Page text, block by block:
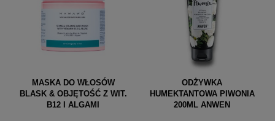
MASKA DO WŁOSÓW
BLASK & OBJĘTOŚĆ Z WIT.
B12 I ALGAMI
ODŻYWKA
HUMEKTANTOWA PIWONIA
200ML ANWEN